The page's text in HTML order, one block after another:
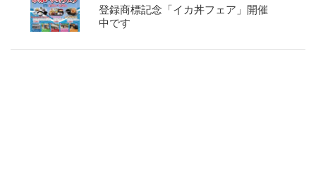
登録商標記念「イカ丼フェア」開催
中です